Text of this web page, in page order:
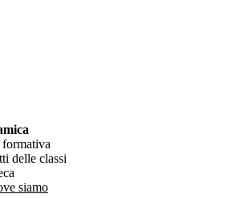
delle classi
siamo